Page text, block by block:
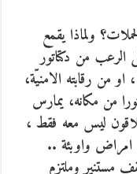
ولماذا يقمع
الرعب من دكتاتور
من رقابته الامنيّة،
من مكانه، يمارس
ليس معه فقط ،
امراض واوبئة ..
مستنير وملتزم